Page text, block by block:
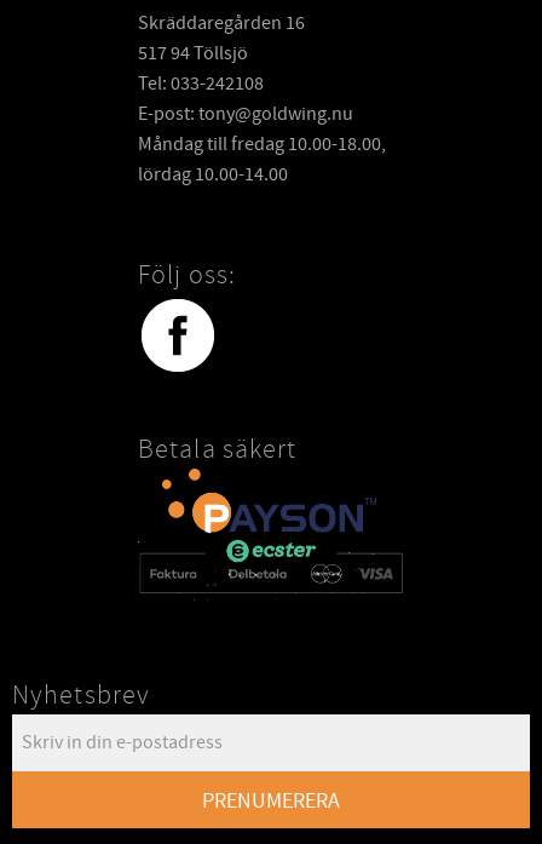
Skräddaregården 16
517 94 Töllsjö
Tel: 033-242108
E-post: tony@goldwing.nu
Måndag till fredag 10.00-18.00,
lördag 10.00-14.00
Följ oss:
Betala säkert
Nyhetsbrev
PRENUMERERA